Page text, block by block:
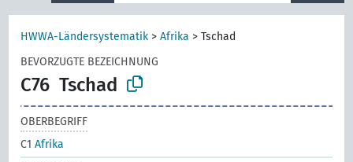
HWWA-Ländersystematik >Afrika >Tschad
BEVORZUGTE BEZEICHNUNG
C76 Tschad
OBERBEGRIFF
C1Afrika